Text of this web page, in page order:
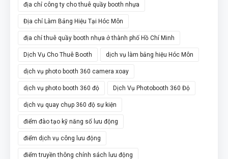
địa chỉ công ty cho thuê quầy booth nhựa
Địa chỉ Làm Bảng Hiệu Tại Hóc Môn
địa chỉ thuê quầy booth nhựa ở thành phố Hồ Chí Minh
Dịch Vụ Cho Thuê Booth dịch vụ làm bảng hiệu Hóc Môn
dịch vụ photo booth 360 camera xoay
dịch vụ photo booth 360 độ Dịch Vụ Photobooth 360 Độ
dịch vụ quay chụp 360 độ sự kiện
điểm đào tạo kỹ năng số lưu động
điểm dịch vụ công lưu động
điểm truyền thông chính sách lưu động